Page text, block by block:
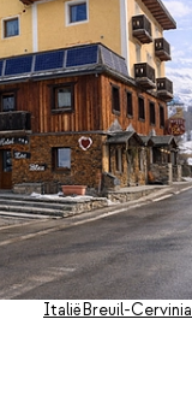
ItaliëBreuil-Cervinia